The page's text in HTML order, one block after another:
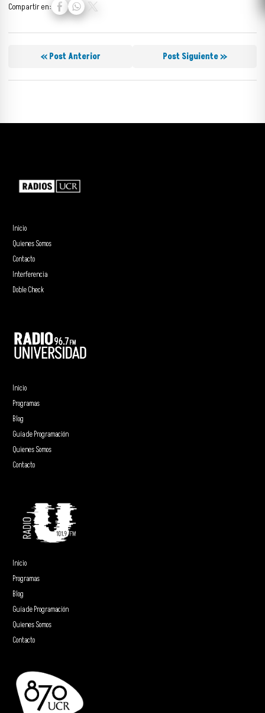
Compartir en:
« Post Anterior Post Siguiente »
Inicio
Quienes Somos
Contacto
Interferencia
Doble Check
Inicio
Programas
Blog
Guía de Programación
Quienes Somos
Contacto
Inicio
Programas
Blog
Guía de Programación
Quienes Somos
Contacto